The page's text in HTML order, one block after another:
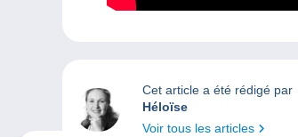
Cet article a été rédigé par
Héloïse
Voir tous les articles